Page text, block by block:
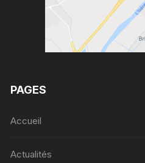
PAGES
Accueil
Actualités